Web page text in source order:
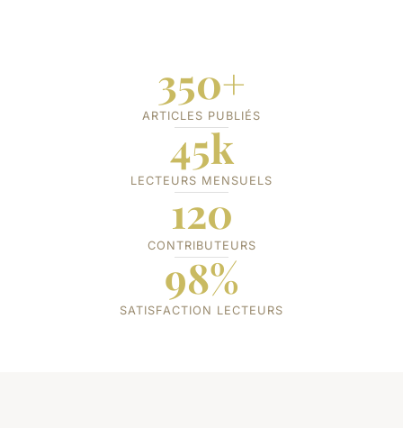
350+
ARTICLES PUBLIÉS
45k
LECTEURS MENSUELS
120
CONTRIBUTEURS
98%
SATISFACTION LECTEURS